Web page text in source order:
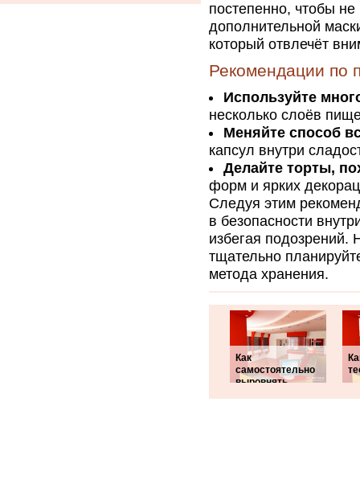
постепенно, чтобы
дополнительной
который отвлечёт
Рекомендации по
Используйте
несколько слоёв
Меняйте способ
капсул внутри
Делайте торты,
форм и ярких
Следуя этим
в безопасности
избегая подозрений.
тщательно
метода хранения.
Как
самостоятельно
выровнять